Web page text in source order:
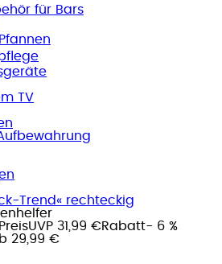
für Bars
TV
Trend« rechteckig
UVP 31,99 €Rabatt- 6 %
29,99 €